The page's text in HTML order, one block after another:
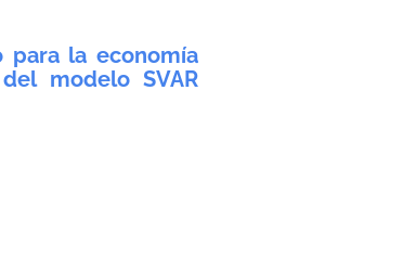
la economía
modelo SVAR